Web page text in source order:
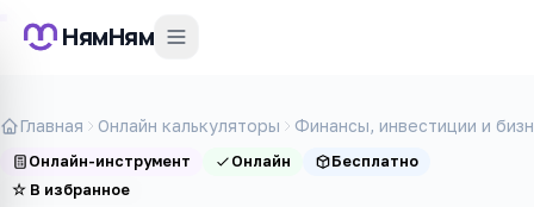
НямНям
Главная Онлайн калькуляторы Финансы, инвестиции и
Онлайн-инструмент Онлайн
Бесплатно
☆ В избранное